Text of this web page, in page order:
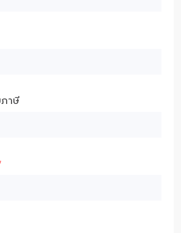
ภาษี